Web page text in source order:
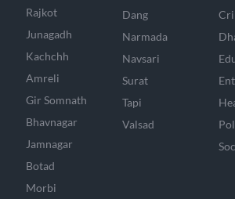
Rajkot
Junagadh
Kachchh
Amreli
Gir Somnath
Bhavnagar
Jamnagar
Botad
Morbi
Dang
Narmada
Navsari
Surat
Tapi
Valsad